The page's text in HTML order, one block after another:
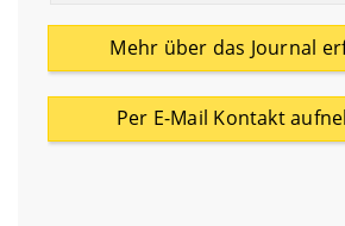
Mehr über das Journal
Per E-Mail Kontakt